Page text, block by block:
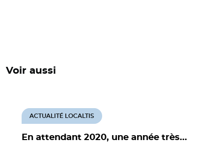
Voir aussi
En attendant 2020, une année très...
ACTUALITÉ LOCALTIS